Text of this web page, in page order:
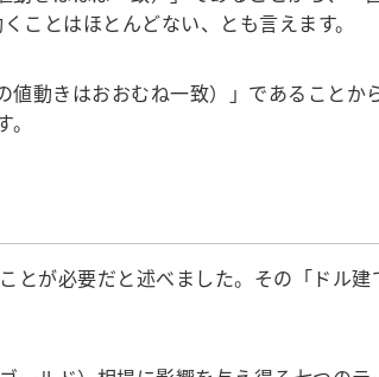
ことはほとんどない、とも言えます。
動きはおおむね一致）」であることか
が必要だと述べました。その「ドル